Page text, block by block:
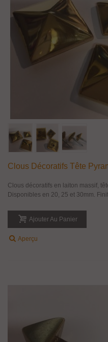
Clous Décoratifs Tête
Clous décoratifs en laiton massif,
Disponibles en 20, 25 et 30mm.
Ajouter Au Panier
Aperçu